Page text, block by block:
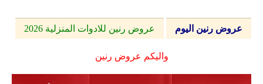
عروض رنين اليوم عروض رنين للادوات المنزلية 2026
واليكم عروض رنين